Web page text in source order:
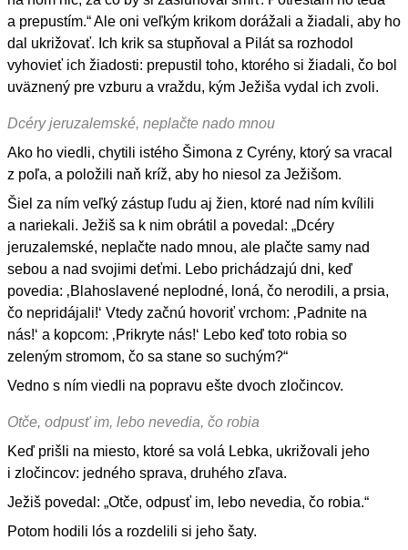
a prepustím.“ Ale oni veľkým krikom dorážali a žiadali, aby ho
dal ukrižovať. Ich krik sa stupňoval a Pilát sa rozhodol
vyhovieť ich žiadosti: prepustil toho, ktorého si žiadali, čo bol
uväznený pre vzburu a vraždu, kým Ježiša vydal ich zvoli.
Dcéry jeruzalemské, neplačte nado mnou
Ako ho viedli, chytili istého Šimona z Cyrény, ktorý sa vracal
z poľa, a položili naň kríž, aby ho niesol za Ježišom.
Šiel za ním veľký zástup ľudu aj žien, ktoré nad ním kvílili
a nariekali. Ježiš sa k nim obrátil a povedal: „Dcéry
jeruzalemské, neplačte nado mnou, ale plačte samy nad
sebou a nad svojimi deťmi. Lebo prichádzajú dni, keď
povedia: ‚Blahoslavené neplodné, loná, čo nerodili, a prsia,
čo nepridájali!‘ Vtedy začnú hovoriť vrchom: ‚Padnite na
nás!‘ a kopcom: ‚Prikryte nás!‘ Lebo keď toto robia so
zeleným stromom, čo sa stane so suchým?“
Vedno s ním viedli na popravu ešte dvoch zločincov.
Otče, odpusť im, lebo nevedia, čo robia
Keď prišli na miesto, ktoré sa volá Lebka, ukrižovali jeho
i zločincov: jedného sprava, druhého zľava.
Ježiš povedal: „Otče, odpusť im, lebo nevedia, čo robia.“
Potom hodili lós a rozdelili si jeho šaty.